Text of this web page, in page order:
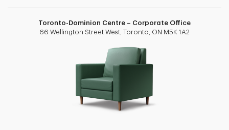
Toronto-Dominion Centre – Corporate Office
66 Wellington Street West, Toronto, ON M5K 1A2